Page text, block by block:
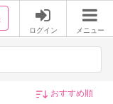
ログイン メニュー